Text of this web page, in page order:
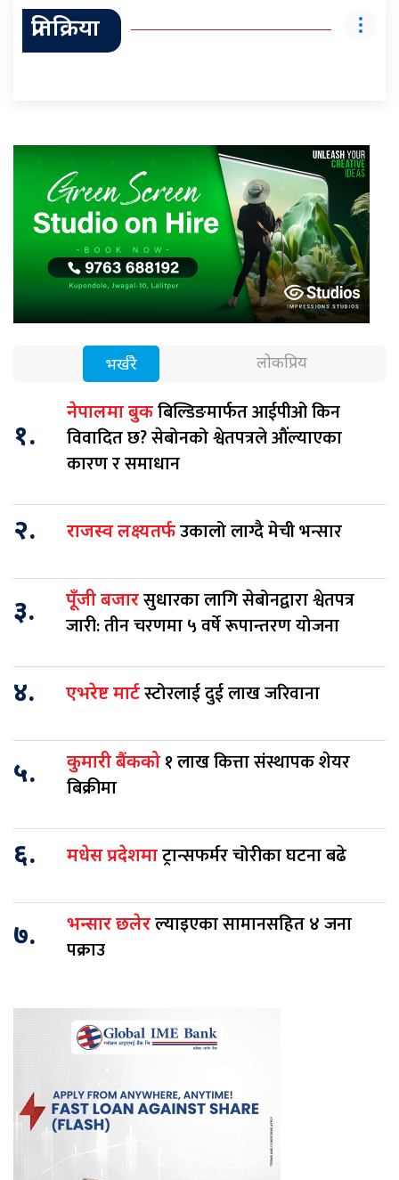
प्रतिक्रिया
भर्खरै लोकप्रिय
१.
नेपालमा बुकबिल्डिङमार्फत आईपीओ किन
विवादित छ? सेबोनको श्वेतपत्रले औंल्याएका
कारण र समाधान
२. राजस्व लक्ष्यतर्फउकालो लाग्दै मेची भन्सार
३. पूँजी बजारसुधारका लागि सेबोनद्वारा श्वेतपत्र
जारी: तीन चरणमा ५ वर्षे रूपान्तरण योजना
४. एभरेष्ट मार्टस्टोरलाई दुई लाख जरिवाना
५. कुमारी बैंकको १ लाख कित्ता संस्थापक शेयर
बिक्रीमा
६. मधेस प्रदेशमाट्रान्सफर्मर चोरीका घटना बढे
७. भन्सार छलेरल्याइएका सामानसहित ४ जना
पक्राउ